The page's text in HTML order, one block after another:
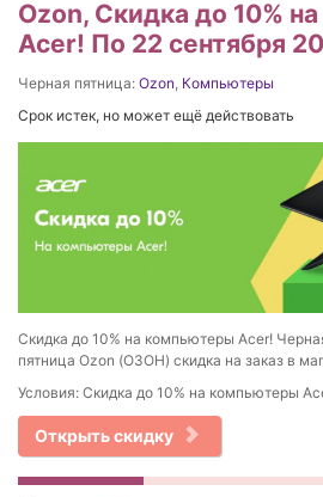
Ozon, Скидка до 10%
Acer! По 22 сентября
Черная пятница: Ozon, Компьютеры
Срок истек, но может ещё действовать
Скидка до 10% на компьютеры Acer!
пятница Ozon (ОЗОН) скидка на заказ в
Условия: Скидка до 10% на компьютеры
Открыть скидку